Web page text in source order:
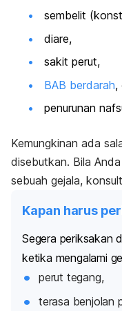
sembelit
diare,
sakit perut,
BAB berdarah,
penurunan
Kemungkinan ada
disebutkan. Bila
sebuah gejala,
Kapan harus
Segera periksakan
ketika mengalami
perut tegang,
terasa benjolan